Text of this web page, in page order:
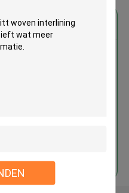
prijs voor
woven interlining